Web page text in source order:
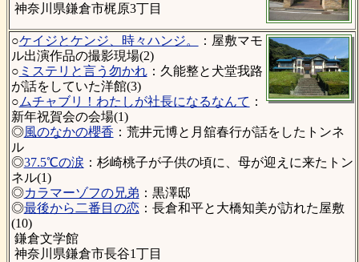
神奈川県鎌倉市梶原3丁目
○ケイジとケンジ、時々ハンジ。
：屋敷マモ
ル出演作品の撮影現場(2)
○ ミステリと言う勿かれ：久能整と犬堂我路
が話をしていた洋館(3)
○ ムチャブリ！わたしが社長になるなんて ：
新年祝賀会の会場(1)
◎風のなかの櫻香 ：荒井元博と月舘春行が話をしたトンネ
ル
◎37.5℃の涙 ：杉崎桃子が子供の頃に、母が迎えに来たトン
ネル(1)
◎カラマーゾフの兄弟 ：黒澤邸
◎最後から二番目の恋：長倉和平と大橋知美が訪れた屋敷
(10)
鎌倉文学館
神奈川県鎌倉市長谷1丁目